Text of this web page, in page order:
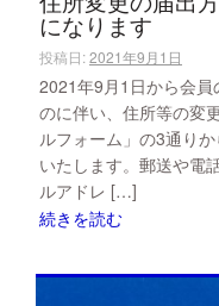
になります
投稿日:2021年9月1日
2021年9月1日から会
のに伴い、住所等の変
ルフォーム」の3通り
いたします。郵送や電
ルアドレ […]
続きを読む